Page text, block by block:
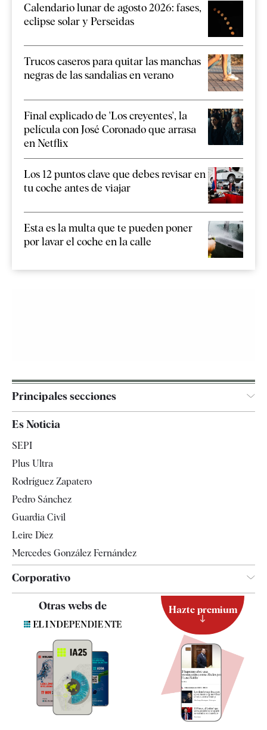
Calendario lunar de agosto 2026: fases,
eclipse solar y Perseidas
Trucos caseros para quitar las manchas
negras de las sandalias en verano
Final explicado de 'Los creyentes', la
película con José Coronado que arrasa
en Netflix
Los 12 puntos clave que debes revisar en
tu coche antes de viajar
Esta es la multa que te pueden poner
por lavar el coche en la calle
Principales secciones
Televisión
Es Noticia
SEPI
Plus Ultra
Rodríguez Zapatero
Pedro Sánchez
Guardia Civil
Leire Díez
Mercedes González Fernández
Corporativo
Quiénes somos
Especificaciones
Otras webs de Hazte premium